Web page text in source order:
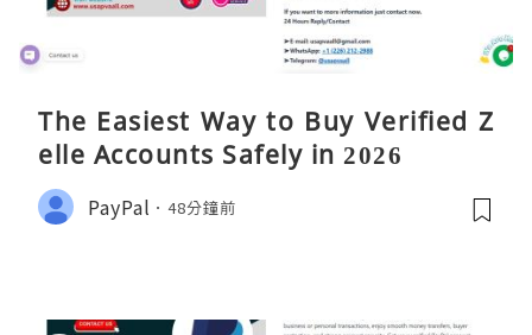
The Easiest Way to Buy Verified Z
elle Accounts Safely in 2026
PayPal 48分鐘前